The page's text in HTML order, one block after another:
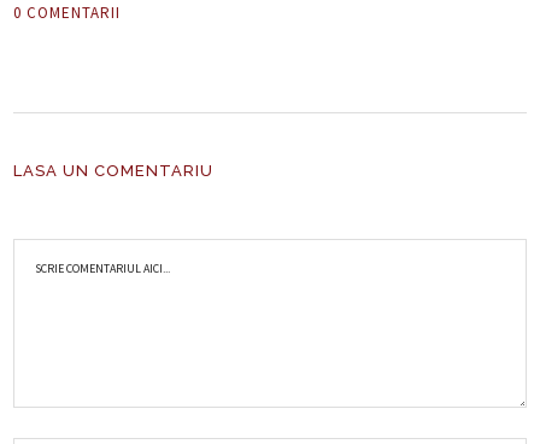
0 COMENTARII
LASA UN COMENTARIU